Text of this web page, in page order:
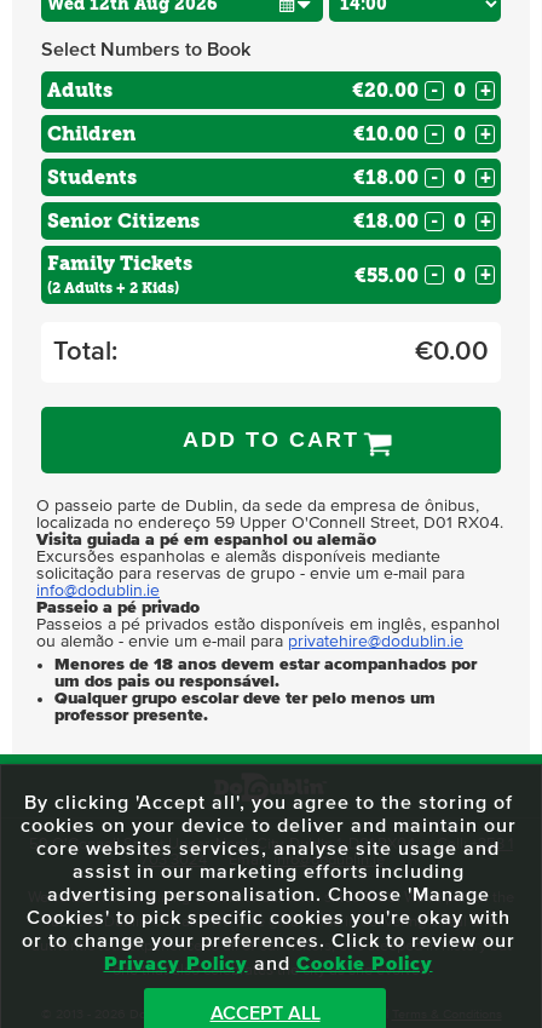
Select Numbers to Book
Adults €20.00 - +
Children €10.00 - +
Students €18.00 - +
Senior Citizens €18.00 - +
Family Tickets
(2 Adults + 2 Kids)
€55.00 - +
Total: €0.00
ADD TO CART
O passeio parte de Dublin, da sede da empresa de ônibus,
localizada no endereço 59 Upper O'Connell Street, D01 RX04.
Visita guiada a pé em espanhol ou alemão
Excursões espanholas e alemãs disponíveis mediante
solicitação para reservas de grupo - envie um e-mail para
info@dodublin.ie
Passeio a pé privado
Passeios a pé privados estão disponíveis em inglês, espanhol
ou alemão - envie um e-mail para privatehire@dodublin.ie
Menores de 18 anos devem estar acompanhados por
um dos pais ou responsável.
Qualquer grupo escolar deve ter pelo menos um
professor presente.
59 O'Connell Street Upper, North City, Dublin 1, D01 RX04 Call:+353 1
703 3024
Email: info@dodublin.ie
We've been entertaining visitors to our town since 1988. We're part of the
fabric of Dublin City and we take great pride in delivering a real and
authentic tour experience to all of our visitors, one steeped in history but
one that also celebrates the city as she evolves.
© 2013 - 2026 DoDublin. All Rights Reserved.
By clicking 'Accept all', you agree to the storing of
cookies on your device to deliver and maintain our
core websites services, analyse site usage and
assist in our marketing efforts including
advertising personalisation. Choose 'Manage
Cookies' to pick specific cookies you're okay with
or to change your preferences. Click to review our
Privacy Policy and Cookie Policy
ACCEPT ALL